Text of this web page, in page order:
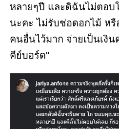
หลายๆปี และดิฉันไม่ตอบ
นะคะ ไม่รับช่อดอกไม้ ห
คนอื่นไว้มาก จ่ายเป็นเงิน
คีย์บอร์ด"